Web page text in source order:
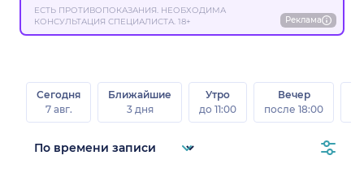
ЕСТЬ ПРОТИВОПОКАЗАНИЯ. НЕОБХОДИМА
КОНСУЛЬТАЦИЯ СПЕЦИАЛИСТА. 18+
Реклама
Сегодня
7 авг.
Ближайшие
3 дня
Утро
до 11:00
Вечер
после 18:00